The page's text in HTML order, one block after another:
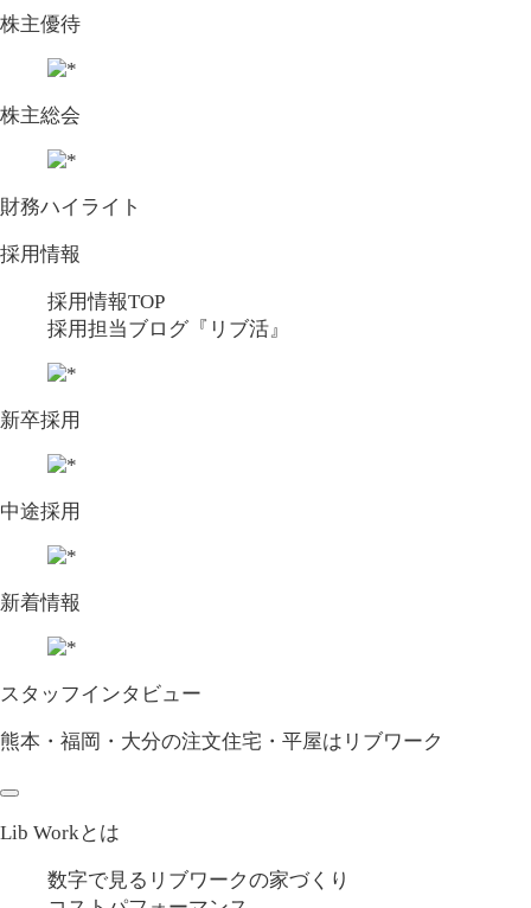
株主優待
株主総会
財務ハイライト
採用情報
採用情報TOP
採用担当ブログ『リブ活』
新卒採用
中途採用
新着情報
スタッフインタビュー
熊本・福岡・大分の注文住宅・平屋はリブワーク
Lib Workとは
数字で見るリブワークの家づくり